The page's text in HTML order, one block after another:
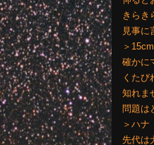
きらき
見事に
＞
確かに
くたび
知れま
問題は
＞ハナ
先代は